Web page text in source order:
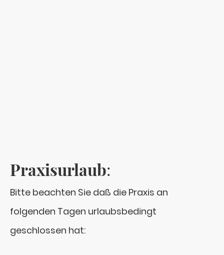
Praxisurlaub:
Bitte beachten Sie daß die Praxis an
folgenden Tagen urlaubsbedingt
geschlossen hat: